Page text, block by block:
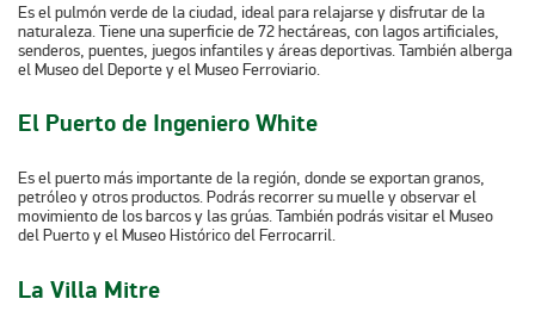
Es el pulmón verde de la ciudad, ideal para relajarse y disfrutar de la
naturaleza. Tiene una superficie de 72 hectáreas, con lagos artificiales,
senderos, puentes, juegos infantiles y áreas deportivas. También alberga
elMuseo del Deporte y el Museo Ferroviario.
El Puerto de Ingeniero White
Es el puerto más importante de la región, donde se exportan granos,
petróleo y otros productos. Podrás recorrer su muelle y observar el
movimiento de los barcos y las grúas. También podrás visitar elMuseo
del Puertoy elMuseo Histórico del Ferrocarril.
La Villa Mitre